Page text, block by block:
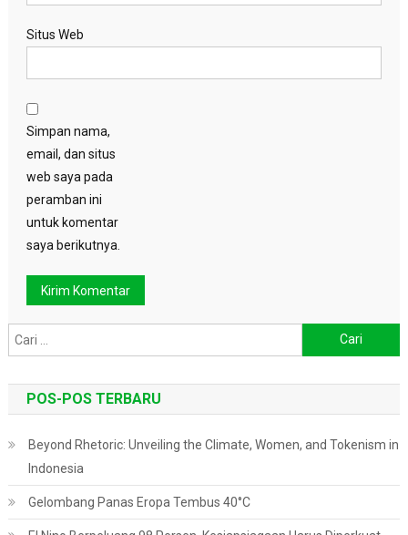
Situs Web
Simpan nama,
email, dan situs
web saya pada
peramban ini
untuk komentar
saya berikutnya.
untuk:
POS-POS TERBARU
Beyond Rhetoric: Unveiling the Climate, Women, and Tokenism in
Indonesia
Gelombang Panas Eropa Tembus 40°C